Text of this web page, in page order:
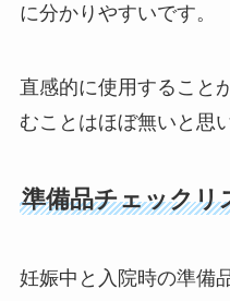
に分かりやすいです。
直感的に使用すること
むことはほぼ無いと思
準備品チェックリ
妊娠中と入院時の準備